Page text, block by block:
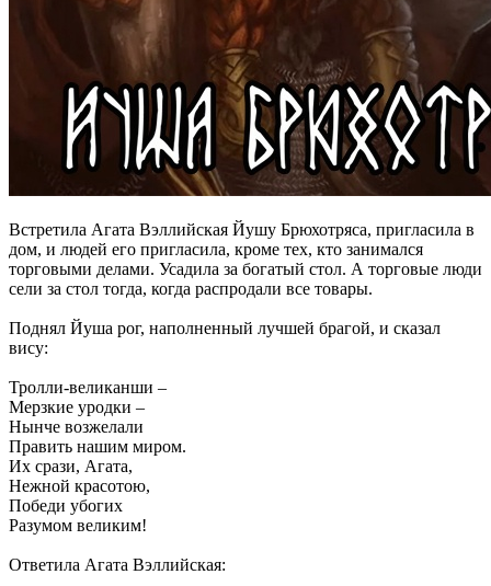
Встретила Агата Вэллийская Йушу Брюхотряса, пригласила в
дом, и людей его пригласила, кроме тех, кто занимался
торговыми делами. Усадила за богатый стол. А торговые люди
сели за стол тогда, когда распродали все товары.
Поднял Йуша рог, наполненный лучшей брагой, и сказал
вису:
Тролли-великанши –
Мерзкие уродки –
Нынче возжелали
Править нашим миром.
Их срази, Агата,
Нежной красотою,
Победи убогих
Разумом великим!
Ответила Агата Вэллийская: